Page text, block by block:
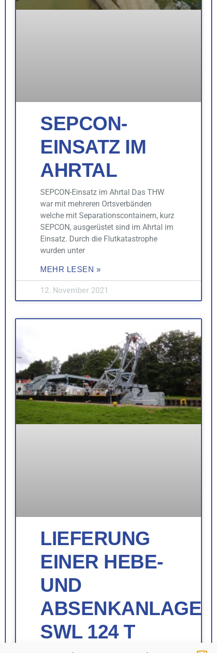
SEPCON-
EINSATZ IM
AHRTAL
SEPCON-Einsatz im Ahrtal Das THW
war mit mehreren Ortsverbänden
welche mit Separationscontainern, kurz
SEPCON, ausgerüstet sind im Ahrtal im
Einsatz. Durch die Flutkatastrophe
wurden unter
MEHR LESEN »
12. November 2021
LIEFERUNG
EINER HEBE-
UND
ABSENKANLAGE
SWL 124 T